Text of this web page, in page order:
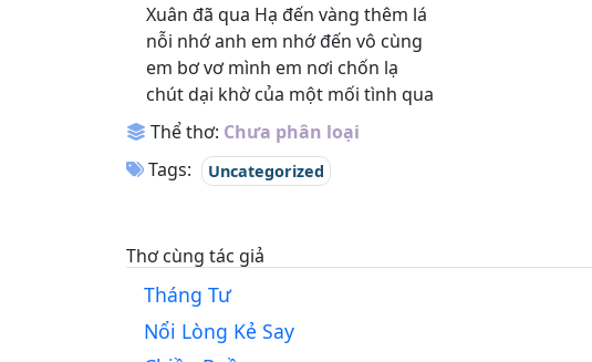
Xuân đã qua Hạ đến vàng thêm lá
nỗi nhớ anh em nhớ đến vô cùng
em bơ vơ mình em nơi chốn lạ
chút dại khờ của một mối tình qua
Thể thơ: Chưa phân loại
Tags:
Uncategorized
Thơ cùng tác giả
Tháng Tư
Nổi Lòng Kẻ Say